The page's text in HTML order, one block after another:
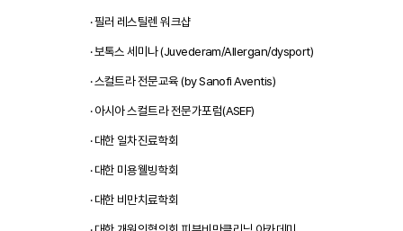
· 필러 레스틸렌 워크샵
· 보톡스 세미나 (Juvederam/Allergan/dysport)
· 스컬트라 전문교육 (by Sanofi Aventis)
· 아시아 스컬트라 전문가포럼(ASEF)
· 대한 일차진료학회
· 대한 미용웰빙학회
· 대한 비만치료학회